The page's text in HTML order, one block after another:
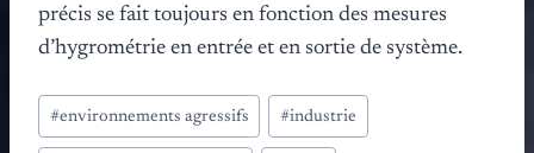
précis se fait toujours en fonction des mesures
d’hygrométrie en entrée et en sortie de système.
Étiquettes
de
#environnements agressifs #industrie